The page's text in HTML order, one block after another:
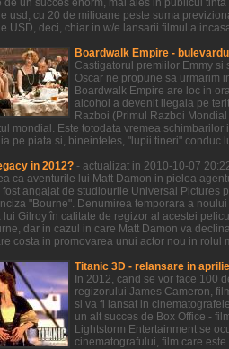
de un succes enorm, mai ales in publicul
usd, cu 20 de milioane peste suma
USD, deci, chiar in w/e lansarii filmul a
Boardwalk Empire -
Castigatorul premiilor Emmy
Oscar ne propune sa urmarim
Boardwalk Empire are loc in
alcohol a devenit ilegala pe
Razboi (Primul Razboi
mondial. Este totodata vremea
pe piata si, bineinteles, "lupii tineri" conduc
in 2012? - actualizat in 2010-10-07
ca aventurile lui Matt Damon in pielea
fost angajat de studiourile Universal
"Bourne". Denumirea temporara a
lui Gilroy în calitate de regizor al acestei
dar in cazul in care Matt Damon va
costa in promovarea unui actor nou in rolul
Titanic 3D - relansare in
In 2012, cand se vor face 100
regizorului James Cameron,
si va fi lansat in
un alt succes de Box Office -
Lightstorm Entertainment se
cinematografului, film care